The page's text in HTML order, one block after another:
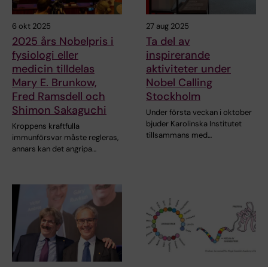
6 okt 2025
2025 års Nobelpris i
fysiologi eller
medicin tilldelas
Mary E. Brunkow,
Fred Ramsdell och
Shimon Sakaguchi
Kroppens kraftfulla
immunförsvar måste regleras,
annars kan det angripa…
27 aug 2025
Ta del av
inspirerande
aktiviteter under
Nobel Calling
Stockholm
Under första veckan i oktober
bjuder Karolinska Institutet
tillsammans med…